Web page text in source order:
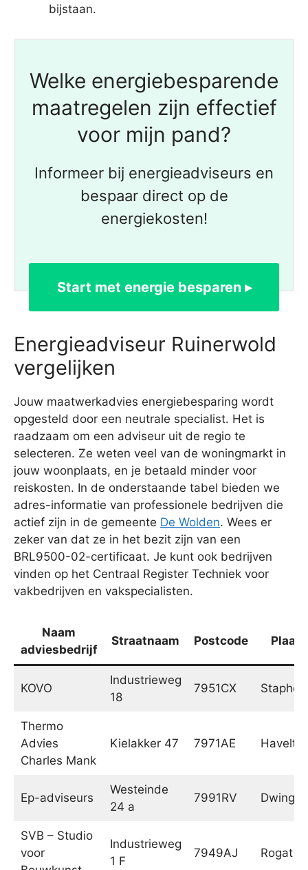
bijstaan.
Welke energiebesparende
maatregelen zijn effectief
voor mijn pand?
Informeer bij energieadviseurs en
bespaar direct op de
energiekosten!
Start met energie besparen ▸
Energieadviseur Ruinerwold
vergelijken
Jouw maatwerkadvies energiebesparing wordt
opgesteld door een neutrale specialist. Het is
raadzaam om een adviseur uit de regio te
selecteren. Ze weten veel van de woningmarkt in
jouw woonplaats, en je betaald minder voor
reiskosten. In de onderstaande tabel bieden we
adres-informatie van professionele bedrijven die
actief zijn in de gemeente De Wolden. Wees er
zeker van dat ze in het bezit zijn van een
BRL9500-02-certificaat. Je kunt ook bedrijven
vinden op het Centraal Register Techniek voor
vakbedrijven en vakspecialisten.
Naam
adviesbedrijf
Straatnaam Postcode Plaats
KOVO
Industrieweg
18
7951CX
Thermo
Advies
Charles Mank
Kielakker 47 7971AE Havelte
Ep-adviseurs
Westeinde
24 a
7991RV
SVB – Studio
voor
Industrieweg
1 F
7949AJ Rogat